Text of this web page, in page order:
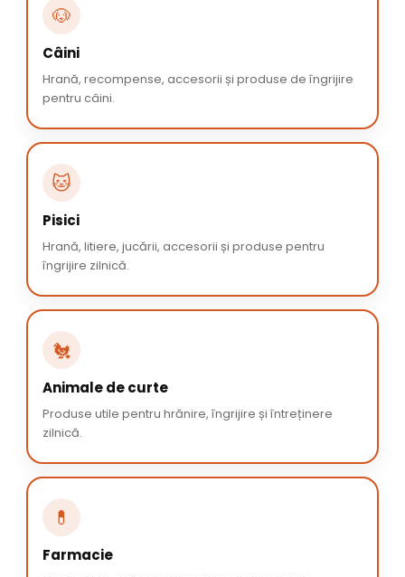
🐶
Câini
Hrană, recompense, accesorii și produse de îngrijire
pentru câini.
🐱
Pisici
Hrană, litiere, jucării, accesorii și produse pentru
îngrijire zilnică.
🐔
Animale de curte
Produse utile pentru hrănire, îngrijire și întreținere
zilnică.
💊
Farmacie